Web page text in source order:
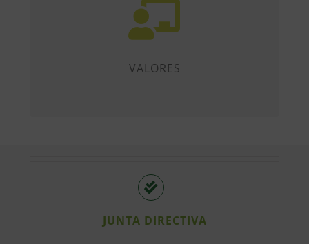
VALORES
Creatividad, Cooperación,
JUNTA DIRECTIVA